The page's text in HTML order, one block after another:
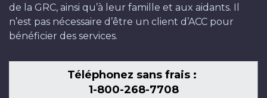
de la GRC, ainsi qu’à leur famille et aux aidants. Il
n’est pas nécessaire d’être un client d’ACC pour
bénéficier des services.
Téléphonez sans frais :
1-800-268-7708